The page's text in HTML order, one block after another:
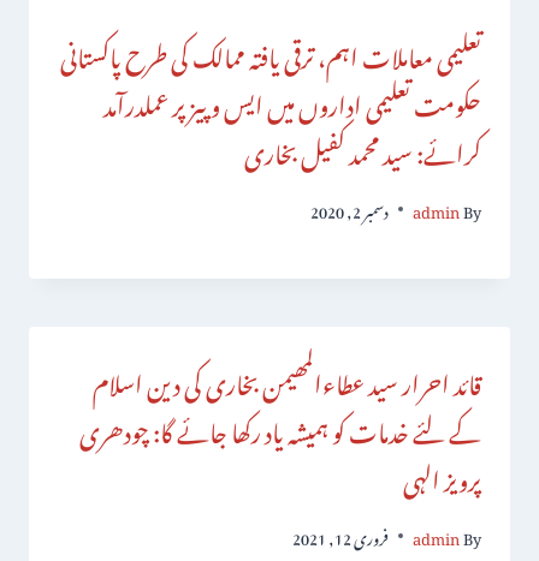
تعلیمی معاملات اہم، ترقی یافتہ ممالک کی طرح پاکستانی
حکومت تعلیمی اداروں میں ایس و پیز پر عملدرآمد
کرائے: سید محمد کفیل بخاری
By
admin دسمبر 2, 2020
قائد احرار سید عطاءالمھیمن بخاری کی دین اسلام
کے لئے خدمات کو ہمیشہ یاد رکھا جائے گا: چودھری
پرویز الہی
By
admin فروری 12, 2021